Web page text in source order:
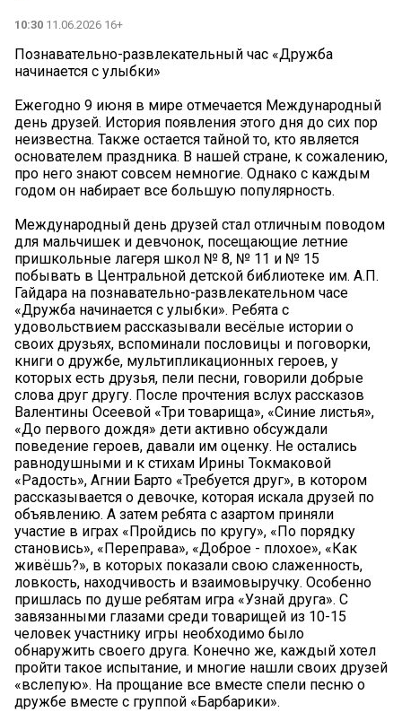
10:30 11.06.2026 16+
Познавательно-развлекательный час «Дружба
начинается с улыбки»
Ежегодно 9 июня в мире отмечается Международный
день друзей. История появления этого дня до сих пор
неизвестна. Также остается тайной то, кто является
основателем праздника. В нашей стране, к сожалению,
про него знают совсем немногие. Однако с каждым
годом он набирает все большую популярность.
Международный день друзей стал отличным поводом
для мальчишек и девчонок, посещающие летние
пришкольные лагеря школ № 8, № 11 и № 15
побывать в Центральной детской библиотеке им. А.П.
Гайдара на познавательно-развлекательном часе
«Дружба начинается с улыбки». Ребята с
удовольствием рассказывали весёлые истории о
своих друзьях, вспоминали пословицы и поговорки,
книги о дружбе, мультипликационных героев, у
которых есть друзья, пели песни, говорили добрые
слова друг другу. После прочтения вслух рассказов
Валентины Осеевой «Три товарища», «Синие листья»,
«До первого дождя» дети активно обсуждали
поведение героев, давали им оценку. Не остались
равнодушными и к стихам Ирины Токмаковой
«Радость», Агнии Барто «Требуется друг», в котором
рассказывается о девочке, которая искала друзей по
объявлению. А затем ребята с азартом приняли
участие в играх «Пройдись по кругу», «По порядку
становись», «Переправа», «Доброе - плохое», «Как
живёшь?», в которых показали свою слаженность,
ловкость, находчивость и взаимовыручку. Особенно
пришлась по душе ребятам игра «Узнай друга». С
завязанными глазами среди товарищей из 10-15
человек участнику игры необходимо было
обнаружить своего друга. Конечно же, каждый хотел
пройти такое испытание, и многие нашли своих друзей
«вслепую». На прощание все вместе спели песню о
дружбе вместе с группой «Барбарики».